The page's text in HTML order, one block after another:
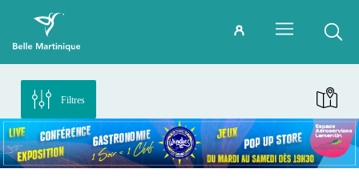
Filtres